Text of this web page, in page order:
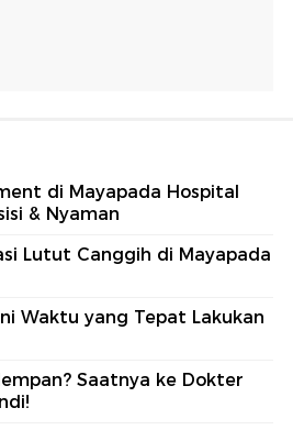
di Mayapada Hospital
& Nyaman
Lutut Canggih di Mayapada
Waktu yang Tepat Lakukan
Saatnya ke Dokter